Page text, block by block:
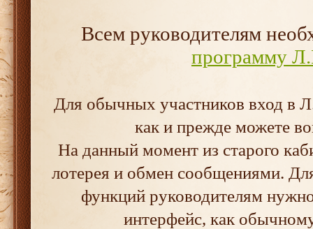
Всем руководителям
программу
Для обычных участников вход в
как и прежде можете
На данный момент из старого
лотерея и обмен сообщениями.
функций руководителям
интерфейс, как